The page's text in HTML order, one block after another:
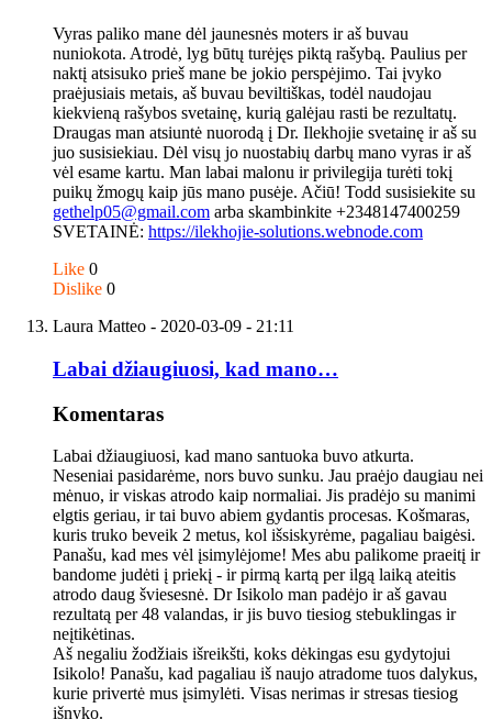
Vyras paliko mane dėl jaunesnės moters ir aš buvau
nuniokota. Atrodė, lyg būtų turėjęs piktą rašybą. Paulius per
naktį atsisuko prieš mane be jokio perspėjimo. Tai įvyko
praėjusiais metais, aš buvau beviltiškas, todėl naudojau
kiekvieną rašybos svetainę, kurią galėjau rasti be rezultatų.
Draugas man atsiuntė nuorodą į Dr. Ilekhojie svetainę ir aš su
juo susisiekiau. Dėl visų jo nuostabių darbų mano vyras ir aš
vėl esame kartu. Man labai malonu ir privilegija turėti tokį
puikų žmogų kaip jūs mano pusėje. Ačiū! Todd susisiekite su
gethelp05@gmail.com arba skambinkite +2348147400259
SVETAINĖ: https://ilekhojie-solutions.webnode.com
Like 0
Dislike 0
Laura Matteo - 2020-03-09 - 21:11
Labai džiaugiuosi, kad mano…
Komentaras
Labai džiaugiuosi, kad mano santuoka buvo atkurta.
Neseniai pasidarėme, nors buvo sunku. Jau praėjo daugiau nei
mėnuo, ir viskas atrodo kaip normaliai. Jis pradėjo su manimi
elgtis geriau, ir tai buvo abiem gydantis procesas. Košmaras,
kuris truko beveik 2 metus, kol išsiskyrėme, pagaliau baigėsi.
Panašu, kad mes vėl įsimylėjome! Mes abu palikome praeitį ir
bandome judėti į priekį - ir pirmą kartą per ilgą laiką ateitis
atrodo daug šviesesnė. Dr Isikolo man padėjo ir aš gavau
rezultatą per 48 valandas, ir jis buvo tiesiog stebuklingas ir
neįtikėtinas.
Aš negaliu žodžiais išreikšti, koks dėkingas esu gydytojui
Isikolo! Panašu, kad pagaliau iš naujo atradome tuos dalykus,
kurie privertė mus įsimylėti. Visas nerimas ir stresas tiesiog
išnyko.